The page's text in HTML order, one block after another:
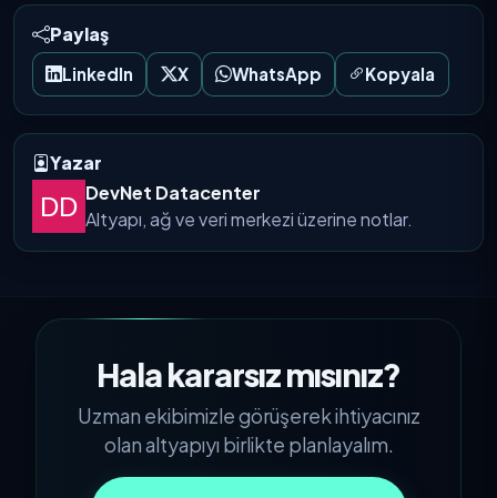
Paylaş
LinkedIn X WhatsApp Kopyala
Yazar
DevNet Datacenter
Altyapı, ağ ve veri merkezi üzerine notlar.
Hala kararsız mısınız?
Uzman ekibimizle görüşerek ihtiyacınız
olan altyapıyı birlikte planlayalım.